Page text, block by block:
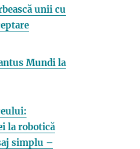
unii cu
Mundi la
la robotică
simplu –